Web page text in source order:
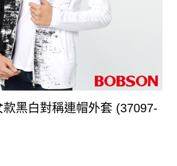
款黑白對稱連帽外套 (37097-